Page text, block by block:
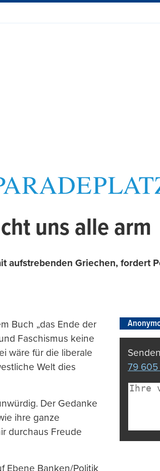
uns alle arm
aufstrebenden Griechen, fordert
Buch „das Ende der
Faschismus keine
wäre für die liberale
Welt dies
Der Gedanke
ihre ganze
durchaus Freude
Ebene Banken/Politik
79